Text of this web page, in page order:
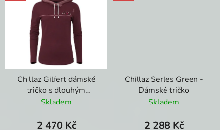
Chillaz Gilfert dámské
tričko s dlouhým
rukávem mahagonové
Skladem
2 470 Kč
Chillaz Serles Green -
Dámské tričko
Skladem
2 288 Kč